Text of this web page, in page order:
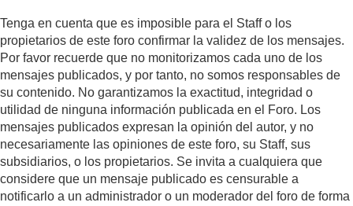
Tenga en cuenta que es imposible para el Staff o los
propietarios de este foro confirmar la validez de los mensajes.
Por favor recuerde que no monitorizamos cada uno de los
mensajes publicados, y por tanto, no somos responsables de
su contenido. No garantizamos la exactitud, integridad o
utilidad de ninguna información publicada en el Foro. Los
mensajes publicados expresan la opinión del autor, y no
necesariamente las opiniones de este foro, su Staff, sus
subsidiarios, o los propietarios. Se invita a cualquiera que
considere que un mensaje publicado es censurable a
notificarlo a un administrador o un moderador del foro de forma